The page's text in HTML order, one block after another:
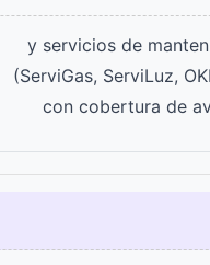
y servicios de
(ServiGas, ServiLuz,
con cobertura de